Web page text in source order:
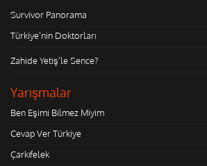
Survivor Panorama
Türkiye'nin Doktorları
Zahide Yetiş'le Sence?
Yarışmalar
Ben Eşimi Bilmez Miyim
Cevap Ver Türkiye
Çarkıfelek